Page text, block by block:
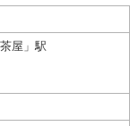
屋」駅